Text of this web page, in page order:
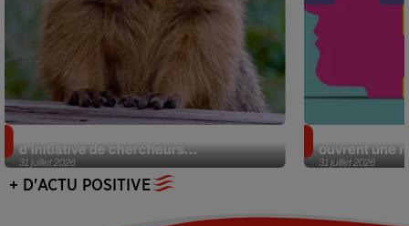
31 juillet 2026
d’initiative de chercheurs...
31 juillet 2026
ouvrent une
+ D'ACTU POSITIVE